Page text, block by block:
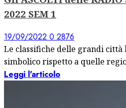
2022 SEM 1
19/09/2022 0 2876
Le classifiche delle grandi città
simbolico rispetto a quelle
Leggi l'articolo